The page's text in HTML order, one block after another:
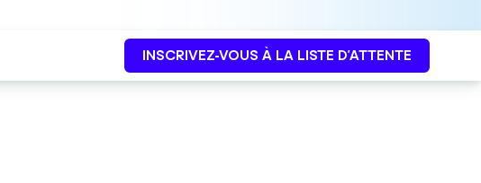
INSCRIVEZ-VOUS À LA LISTE D’ATTENTE